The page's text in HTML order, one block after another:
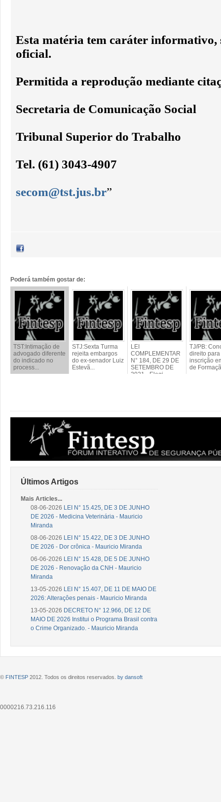
Esta matéria tem caráter informativo,
oficial.
Permitida a reprodução mediante
Secretaria de Comunicação Social
Tribunal Superior do Trabalho
Tel. (61) 3043-4907
secom@tst.jus.br”
Poderá também gostar de:
TST:Intimação de
advogado diferente
do indicado no
process...
STJ:Sexta Turma
rejeita embargos
do ex-senador Luiz
Estevã...
LEI
COMPLEMENTAR
N° 184, DE 29 DE
SETEMBRO DE
2021 - Elegi...
TJ/PB:
direito para
inscrição
de
Últimos Artigos
Mais Articles...
08-06-2026 LEI N° 15.425, DE 3 DE JUNHO
DE 2026 - Medicina Veterinária - Mauricio
Miranda
08-06-2026 LEI N° 15.422, DE 3 DE JUNHO
DE 2026 - Dor crônica - Mauricio Miranda
06-06-2026 LEI N° 15.428, DE 5 DE JUNHO
DE 2026 - Renovação da CNH - Mauricio
Miranda
13-05-2026 LEI N° 15.407, DE 11 DE MAIO DE
2026: Alteraçôes penais - Mauricio Miranda
13-05-2026 DECRETO N° 12.966, DE 12 DE
MAIO DE 2026 Institui o Programa Brasil contra
o Crime Organizado. - Mauricio Miranda
© FINTESP 2012. Todos os direitos reservados. by dansoft
0000216.73.216.116